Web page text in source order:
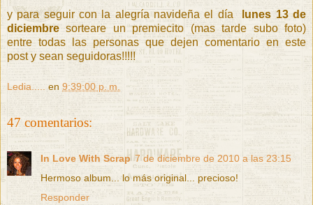
y para seguir con la alegría navideña el día
lunes 13 de
diciembre sorteare un premiecito (mas tarde subo foto)
entre todas las personas que dejen comentario en este
post y sean seguidoras!!!!!
Ledia..... en 9:39:00 p. m.
47 comentarios:
In Love With Scrap 7 de diciembre de 2010 a las 23:15
Hermoso album... lo más original... precioso!
Responder